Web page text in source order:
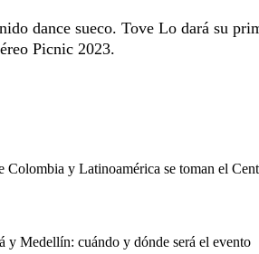
dance sueco. Tove Lo dará su
Picnic 2023.
y Latinoamérica se toman el
y Medellín: cuándo y dónde será el evento